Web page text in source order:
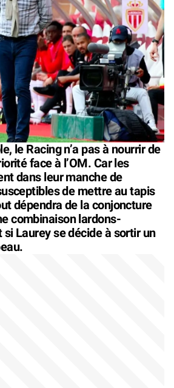
le Racing n’a pas à nourrir de
face à l’OM. Car les
dans leur manche de
de mettre au tapis
dépendra de la conjoncture
combinaison lardons-
Laurey se décide à sortir un